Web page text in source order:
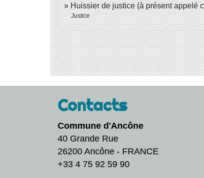
Huissier de justice (à présent appelé
Justice
Contacts
Commune d'Ancône
40 Grande Rue
26200 Ancône - FRANCE
+33 4 75 92 59 90